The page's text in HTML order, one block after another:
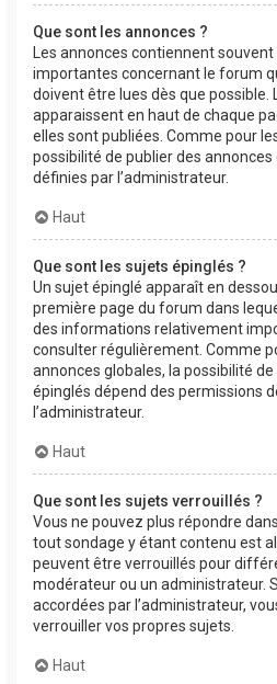
Que sont les annonces ?
Les annonces contiennent
importantes concernant le forum
doivent être lues dès que possible.
apparaissent en haut de chaque
elles sont publiées. Comme pour
possibilité de publier des
définies par l’administrateur.
Haut
Que sont les sujets épinglés ?
Un sujet épinglé apparaît en
première page du forum dans
des informations relativement
consulter régulièrement. Comme
annonces globales, la possibilité
épinglés dépend des permissions
l’administrateur.
Haut
Que sont les sujets verrouillés ?
Vous ne pouvez plus répondre
tout sondage y étant contenu est
peuvent être verrouillés pour
modérateur ou un administrateur.
accordées par l’administrateur,
verrouiller vos propres sujets.
Haut